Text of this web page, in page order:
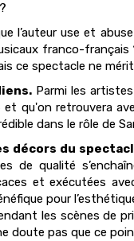
l’auteur use et
franco-français
ce spectacle ne
Parmi les
qu'on retrouvera
dans le rôle de
décors du
de qualité
et exécutées
pour
les scènes de
doute pas que ce